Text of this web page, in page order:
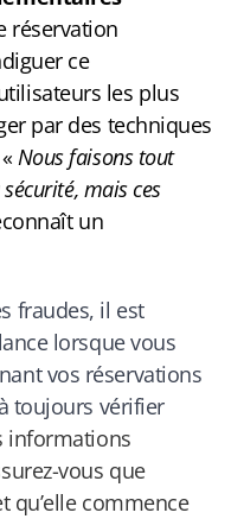
réservation
ce
les plus
par des techniques
Nous faisons tout
mais ces
un
fraudes, il est
lorsque vous
vos réservations
toujours vérifier
informations
vous que
qu’elle commence